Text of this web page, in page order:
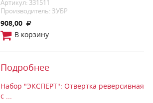
Артикул: 331511
Производитель: ЗУБР
908,00
В корзину
Подробнее
Набор "ЭКСПЕРТ": Отвертка реверсивная
с ...